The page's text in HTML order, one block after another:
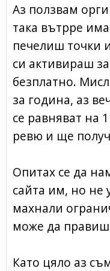
Аз ползвам
така вътрре
печелиш точки
си активираш
безплатно.
за година, аз
се равняват на
ревю и ще
Опитах се да
сайта им, но не
махнали
може да
Като цяло аз